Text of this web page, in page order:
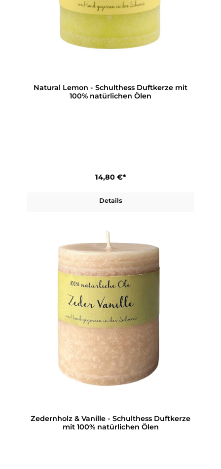
Natural Lemon - Schulthess Duftkerze mit
100% natürlichen Ölen
14,80 €*
Details
Zedernholz & Vanille - Schulthess Duftkerze
mit 100% natürlichen Ölen